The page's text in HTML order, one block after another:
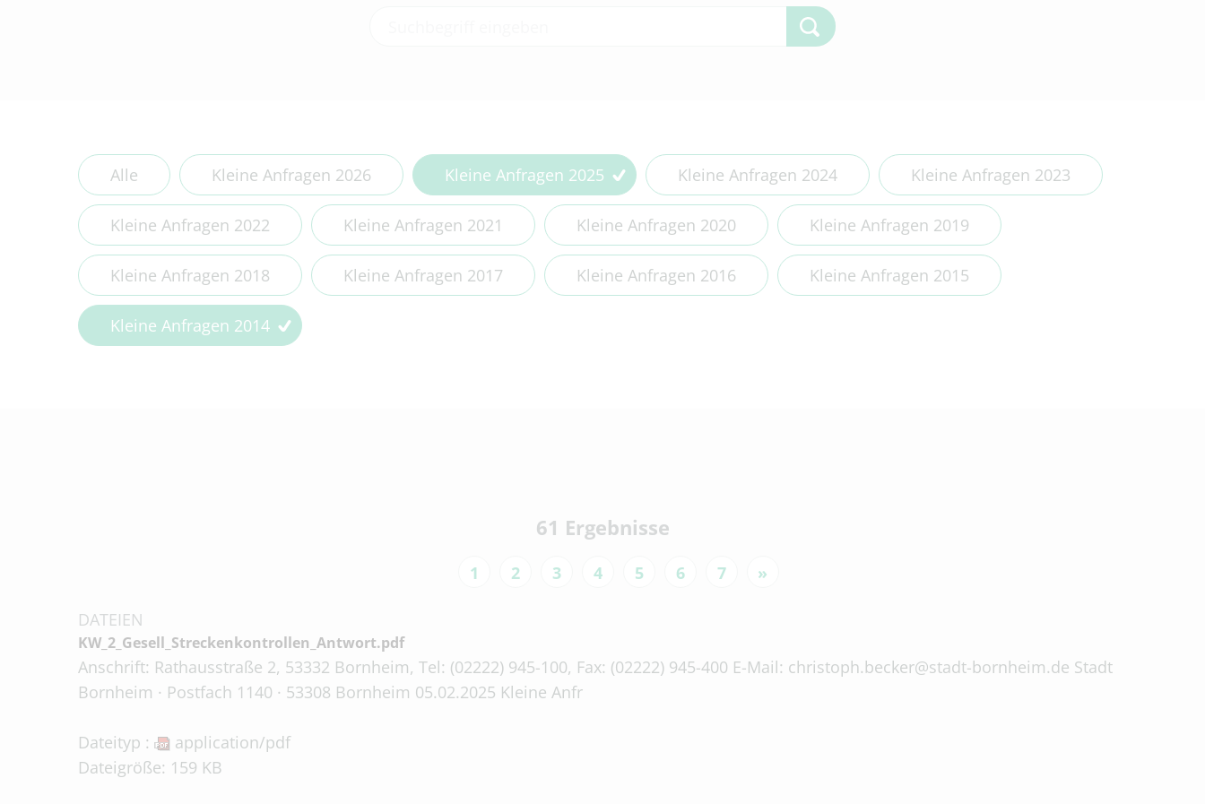
Alle Kleine Anfragen 2026 Kleine Anfragen 2025 Kleine Anfragen 2024 Kleine Anfragen 2023
Kleine Anfragen 2022 Kleine Anfragen 2021 Kleine Anfragen 2020 Kleine Anfragen 2019
Kleine Anfragen 2018 Kleine Anfragen 2017 Kleine Anfragen 2016 Kleine Anfragen 2015
Kleine Anfragen 2014
61 Ergebnisse
1 2 3 4 5 6 7 »
DATEIEN
KW_2_Gesell_Streckenkontrollen_Antwort.pdf
Anschrift: Rathausstraße 2, 53332 Bornheim, Tel: (02222) 945-100, Fax: (02222) 945-400 E-Mail: christoph.becker@stadt-bornheim.de Stadt
Bornheim · Postfach 1140 · 53308 Bornheim 05.02.2025 Kleine Anfr
Dateityp :
application/pdf
Dateigröße: 159 KB